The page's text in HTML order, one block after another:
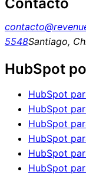
Contacto
5548Santiago,
HubSpot
HubSpot
HubSpot
HubSpot
HubSpot
HubSpot
HubSpot